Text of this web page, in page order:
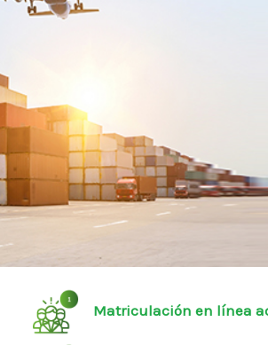
Matriculación en línea